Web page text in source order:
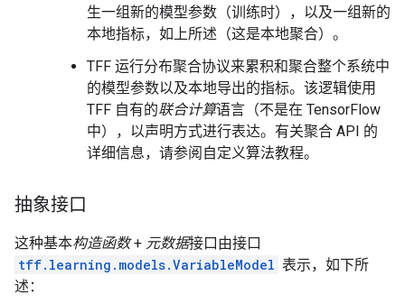
生一组新的模型参数（训练时），以及一组新的
本地指标，如上所述（这是本地聚合）。
TFF 运行分布聚合协议来累积和聚合整个系统中
的模型参数以及本地导出的指标。该逻辑使用
TFF 自有的联合计算语言（不是在 TensorFlow
中），以声明方式进行表达。有关聚合 API 的
详细信息，请参阅 自定义算法教程。
抽象接口
这种基本构造函数+ 元数据接口由接口
tff.learning.models.VariableModel 表示，如下所
述：